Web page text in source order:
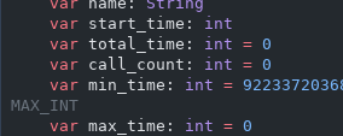
    var
start_time: int
    var
total_time: int = 0
    var
call_count: int = 0
    var
min_time: int =
MAX_INT
    var
max_time: int = 0